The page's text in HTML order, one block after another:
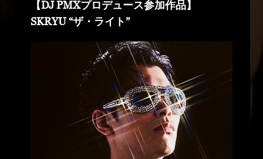
【DJ PMXプロデュース参加作品】
SKRYU “ザ・ライト”